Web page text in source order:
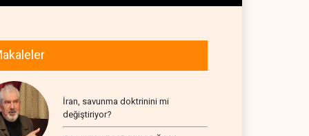
İran, savunma doktrinini mi
değiştiriyor?